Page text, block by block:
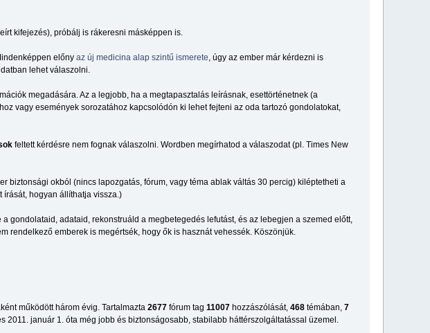
kifejezés), próbálj is rákeresni másképpen is.
előny az új medicina alap szintű ismerete , úgy az ember már kérdezni is
lehet válaszolni.
megadására. Az a legjobb, ha a megtapasztalás leírásnak, esettörténetnek (a
vagy események sorozatához kapcsolódón ki lehet fejteni az oda tartozó gondolatokat,
feltett kérdésre nem fognak válaszolni. Wordben megírhatod a válaszodat (pl. Times New
biztonsági okból (nincs lapozgatás, fórum, vagy téma ablak váltás 30 percig) kiléptetheti a
írását, hogyan állíthatja vissza.)
gondolataid, adataid, rekonstruáld a megbetegedés lefutást, és az lebegjen a szemed előtt,
emberek is megértsék, hogy ők is hasznát vehessék. Köszönjük.
működött három évig. Tartalmazta 2677fórum tag 11007hozzászólását, 468témában, 7
január 1. óta még jobb és biztonságosabb, stabilabb háttérszolgáltatással üzemel.